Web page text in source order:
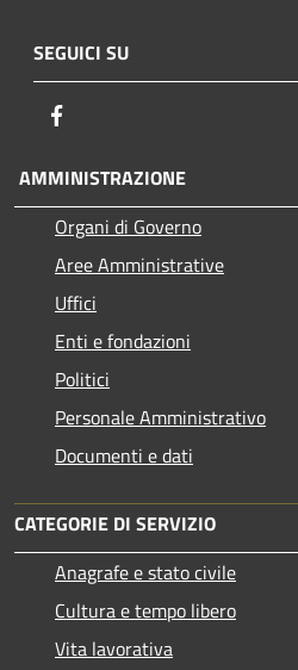
SEGUICI SU
AMMINISTRAZIONE
Organi di Governo
Aree Amministrative
Uffici
Enti e fondazioni
Politici
Personale Amministrativo
Documenti e dati
CATEGORIE DI SERVIZIO
Anagrafe e stato civile
Cultura e tempo libero
Vita lavorativa